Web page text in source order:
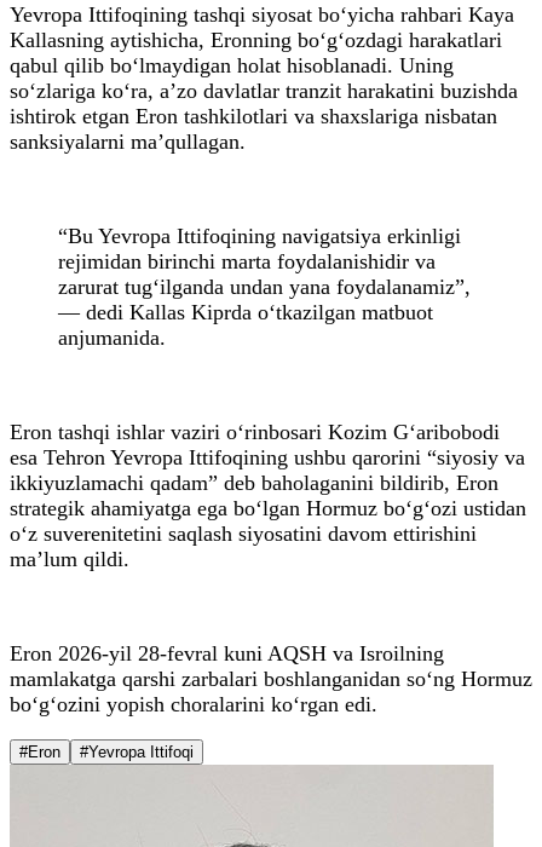
Yevropa Ittifoqining tashqi siyosat bo‘yicha rahbari Kaya
Kallasning aytishicha, Eronning bo‘g‘ozdagi harakatlari
qabul qilib bo‘lmaydigan holat hisoblanadi. Uning
so‘zlariga ko‘ra, a’zo davlatlar tranzit harakatini buzishda
ishtirok etgan Eron tashkilotlari va shaxslariga nisbatan
sanksiyalarni ma’qullagan.
“Bu Yevropa Ittifoqining navigatsiya erkinligi
rejimidan birinchi marta foydalanishidir va
zarurat tug‘ilganda undan yana foydalanamiz”,
— dedi Kallas Kiprda o‘tkazilgan matbuot
anjumanida.
Eron tashqi ishlar vaziri o‘rinbosari Kozim G‘aribobodi
esa Tehron Yevropa Ittifoqining ushbu qarorini “siyosiy va
ikkiyuzlamachi qadam” deb baholaganini bildirib, Eron
strategik ahamiyatga ega bo‘lgan Hormuz bo‘g‘ozi ustidan
o‘z suverenitetini saqlash siyosatini davom ettirishini
ma’lum qildi.
Eron 2026-yil 28-fevral kuni AQSH va Isroilning
mamlakatga qarshi zarbalari boshlanganidan so‘ng Hormuz
bo‘g‘ozini yopish choralarini ko‘rgan edi.
#Eron #Yevropa Ittifoqi